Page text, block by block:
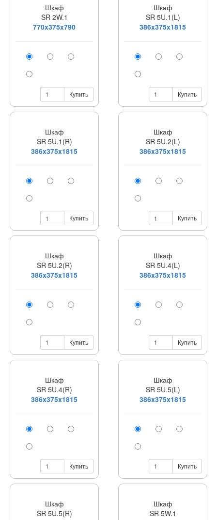
Шкаф
SR 2W.1
770x375x790
Купить
Шкаф
SR 5U.1(L)
386x375x1815
Купить
Шкаф
SR 5U.1(R)
386x375x1815
Купить
Шкаф
SR 5U.2(L)
386x375x1815
Купить
Шкаф
SR 5U.2(R)
386x375x1815
Купить
Шкаф
SR 5U.4(L)
386x375x1815
Купить
Шкаф
SR 5U.4(R)
386x375x1815
Купить
Шкаф
SR 5U.5(L)
386x375x1815
Купить
Шкаф
SR 5U.5(R)
Шкаф
SR 5W.1